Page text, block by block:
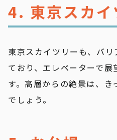
4. 東京スカイ
東京スカイツリーも、バ
ており、エレベーターで展
す。高層からの絶景は、き
でしょう。